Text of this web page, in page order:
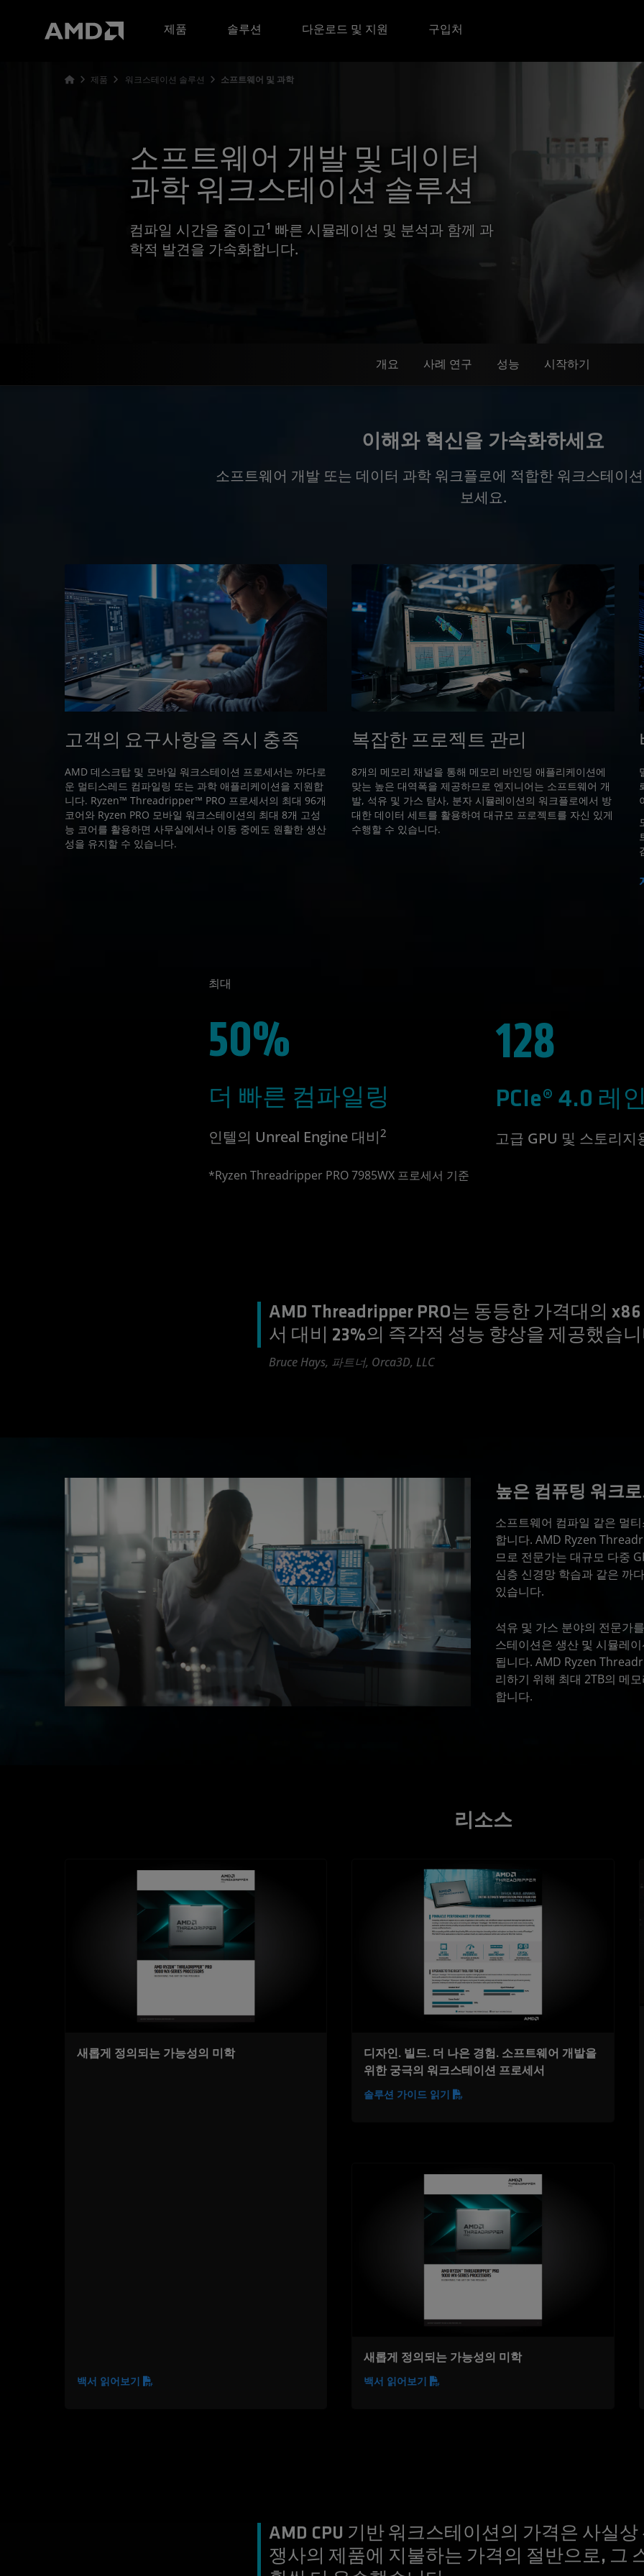
제품
솔루션 다운로드 및 지원 구입처
제품 워크스테이션 솔루션 소프트웨어 및 과학
소프트웨어 개발 및 데이터
과학 워크스테이션 솔루션
컴파일 시간을 줄이고¹ 빠른 시뮬레이션 및 분석과 함께 과
학적 발견을 가속화합니다.
개요 사례 연구 성능 시작하기
이해와 혁신을 가속화하세요
소프트웨어 개발 또는 데이터 과학 워크플로에 적합한 워크스테이
보세요.
고객의 요구사항을 즉시 충족
AMD 데스크탑 및 모바일 워크스테이션 프로세서는 까다로
운 멀티스레드 컴파일링 또는 과학 애플리케이션을 지원합
니다. Ryzen™ Threadripper™ PRO 프로세서의 최대 96개
코어와 Ryzen PRO 모바일 워크스테이션의 최대 8개 고성
능 코어를 활용하면 사무실에서나 이동 중에도 원활한 생산
성을 유지할 수 있습니다.
복잡한 프로젝트 관리
8개의 메모리 채널을 통해 메모리 바인딩 애플리케이션에
맞는 높은 대역폭을 제공하므로 엔지니어는 소프트웨어 개
발, 석유 및 가스 탐사, 분자 시뮬레이션의 워크플로에서 방
대한 데이터 세트를 활용하여 대규모 프로젝트를 자신 있게
수행할 수 있습니다.
최대
50%
더 빠른 컴파일링
인텔의 Unreal Engine 대비2
*Ryzen Threadripper PRO 7985WX 프로세서 기준
128
PCIe® 4.0 레
고급 GPU 및 스토리지
AMD Threadripper PRO는 동등한 가격대의
서 대비 23%의 즉각적 성능 향상을 제공했습
Bruce Hays, 파트너, Orca3D, LLC
높은 컴퓨팅 워크
소프트웨어 컴파일 같은 멀
합니다. AMD Ryzen
므로 전문가는 대규모 다중
심층 신경망 학습과 같은 까
있습니다.
석유 및 가스 분야의 전문가
스테이션은 생산 및 시뮬레
됩니다. AMD Ryzen
리하기 위해 최대 2TB의 메
합니다.
리소스
새롭게 정의되는 가능성의 미학
백서 읽어보기
디자인. 빌드. 더 나은 경험. 소프트웨어 개발을
위한 궁극의 워크스테이션 프로세서
솔루션 가이드 읽기
새롭게 정의되는 가능성의 미학
백서 읽어보기
AMD CPU 기반 워크스테이션의 가격은 사실상
쟁사의 제품에 지불하는 가격의 절반으로, 그